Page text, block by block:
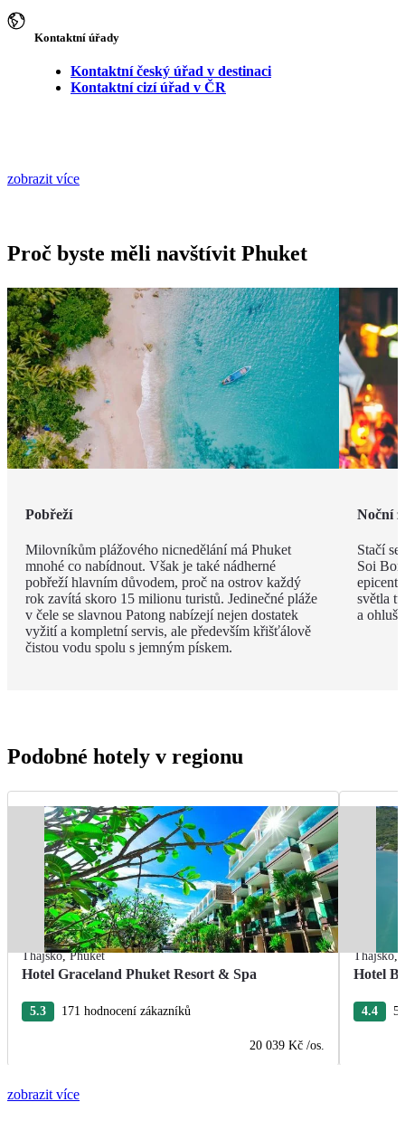
Kontaktní úřady
Kontaktní český úřad v destinaci
Kontaktní cizí úřad v ČR
zobrazit více
Proč byste měli navštívit Phuket
Pobřeží
Milovníkům plážového nicnedělání má Phuket
mnohé co nabídnout. Však je také nádherné
pobřeží hlavním důvodem, proč na ostrov každý
rok zavítá skoro 15 milionu turistů. Jedinečné pláže
v čele se slavnou Patong nabízejí nejen dostatek
vyžití a kompletní servis, ale především křišťálově
čistou vodu spolu s jemným pískem.
Noční
Stačí
Soi
světla
a
Podobné hotely v regionu
Thajsko,Phuket
Hotel Graceland Phuket Resort & Spa
5.3 171 hodnocení zákazníků
20 039 Kč /os.
Thajsko,
Hotel
4.4 5
zobrazit více